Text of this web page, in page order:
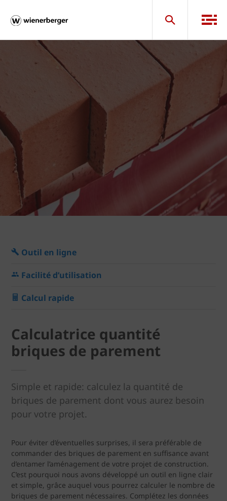
Outil en ligne
Facilité d’utilisation
Calcul rapide
Calculatrice quantité
briques de parement
Simple et rapide: calculez la quantité de
briques de parement dont vous aurez besoin
pour votre projet.
Pour éviter d’éventuelles surprises, il sera préférable de
commander des briques de parement en suffisance avant
d’entamer l’aménagement de votre projet de construction.
C’est pourquoi nous avons développé un outil en ligne clair
et simple, grâce auquel vous pourrez calculer le nombre de
briques de parement nécessaires. Complétez les données